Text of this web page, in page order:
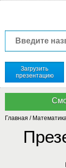
Загрузить
презентацию
Главная /